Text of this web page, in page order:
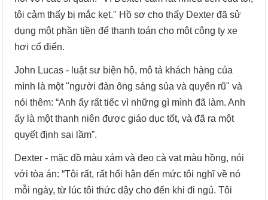
tôi cảm thấy bị mắc kẹt." Hồ sơ cho thấy Dexter đã sử
dụng một phần tiền để thanh toán cho một công ty xe
hơi cổ điển.
John Lucas - luật sư biện hộ, mô tả khách hàng của
mình là một "người đàn ông sáng sủa và quyến rũ" và
nói thêm: “Anh ấy rất tiếc vì những gì mình đã làm. Anh
ấy là một thanh niên được giáo dục tốt, và đã ra một
quyết định sai lầm”.
Dexter - mặc đồ màu xám và đeo cà vạt màu hồng, nói
với tòa án: “Tôi rất, rất hối hận đến mức tôi nghĩ về nó
mỗi ngày, từ lúc tôi thức dậy cho đến khi đi ngủ. Tôi